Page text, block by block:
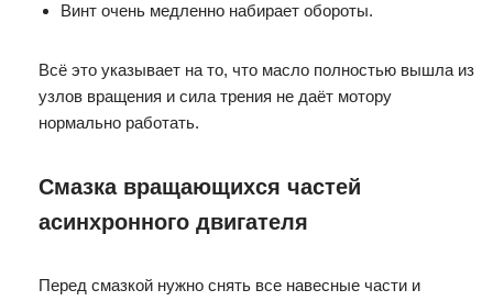
Винт очень медленно набирает обороты.
Всё это указывает на то, что масло полностью вышла из
узлов вращения и сила трения не даёт мотору
нормально работать.
Смазка вращающихся частей
асинхронного двигателя
Перед смазкой нужно снять все навесные части и